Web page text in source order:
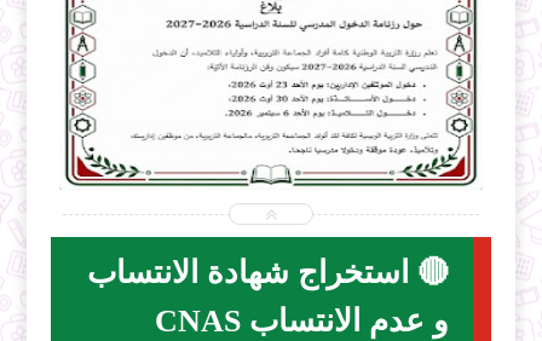
2026-07-31
ecoledz.net
🔴 استخراج شهادة الانتساب
و عدم الانتساب CNAS